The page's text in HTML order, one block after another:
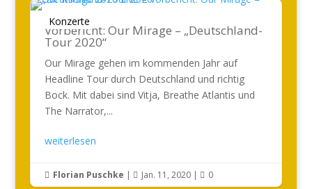
Konzerte
Vorbericht: Our Mirage – „Deutschland-
Tour 2020“
Our Mirage gehen im kommenden Jahr auf
Headline Tour durch Deutschland und richtig
Bock. Mit dabei sind Vitja, Breathe Atlantis und
The Narrator,...
weiterlesen
 Florian Puschke |  Jan. 11, 2020|  0